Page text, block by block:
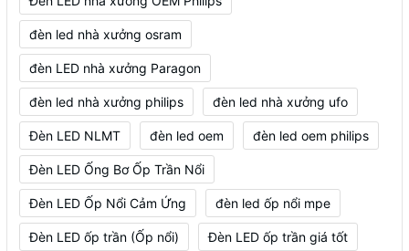
đèn led nhà xưởng osram
đèn LED nhà xưởng Paragon
đèn led nhà xưởng philips đèn led nhà xưởng ufo
Đèn LED NLMT đèn led oem đèn led oem philips
Đèn LED Ống Bơ Ốp Trần Nổi
Đèn LED Ốp Nổi Cảm Ứng đèn led ốp nổi mpe
Đèn LED ốp trần (Ốp nổi) Đèn LED ốp trần giá tốt